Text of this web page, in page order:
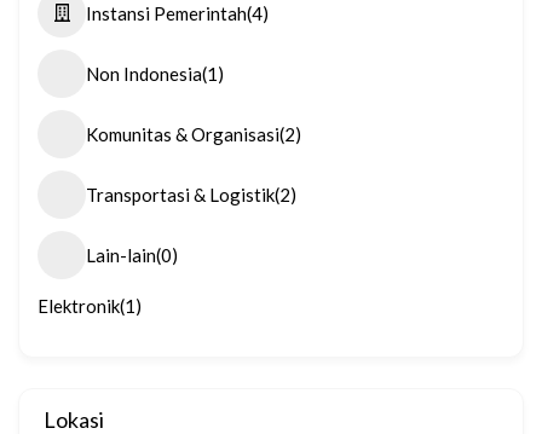
Instansi Pemerintah(4)
Non Indonesia(1)
Komunitas & Organisasi(2)
Transportasi & Logistik(2)
Lain-lain(0)
Elektronik(1)
Lokasi